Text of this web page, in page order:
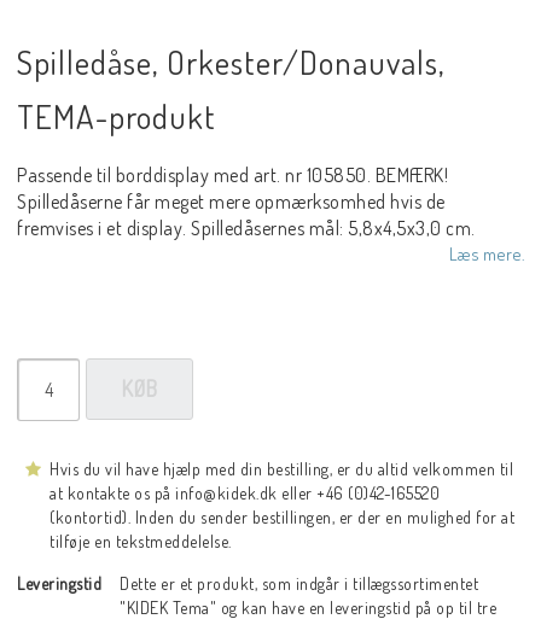
Spilledåse, Orkester/Donauvals,
TEMA-produkt
Passende til borddisplay med art. nr 105850. BEMÆRK!
Spilledåserne får meget mere opmærksomhed hvis de
fremvises i et display. Spilledåsernes mål: 5,8x4,5x3,0 cm.
Læs mere.
KØB
Hvis du vil have hjælp med din bestilling, er du altid velkommen til
at kontakte os på info@kidek.dk eller +46 (0)42-165520
(kontortid). Inden du sender bestillingen, er der en mulighed for at
tilføje en tekstmeddelelse.
Leveringstid
Dette er et produkt, som indgår i tillægssortimentet
"KIDEK Tema" og kan have en leveringstid på op til tre